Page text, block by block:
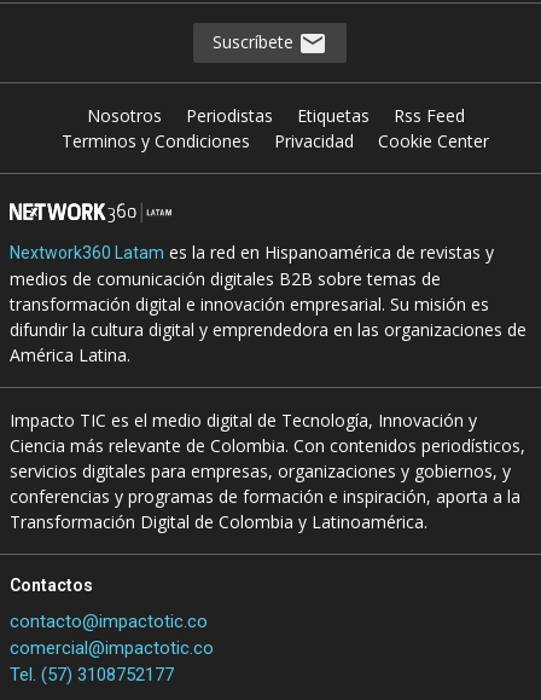
Suscríbete
Nosotros Periodistas Etiquetas
Rss Feed
Terminos y Condiciones
Privacidad Cookie Center
Nextwork360 Latam es la red en Hispanoamérica de revistas y
medios de comunicación digitales B2B sobre temas de
transformación digital e innovación empresarial. Su misión es
difundir la cultura digital y emprendedora en las organizaciones de
América Latina.
Impacto TIC es el medio digital de Tecnología, Innovación y
Ciencia más relevante de Colombia. Con contenidos periodísticos,
servicios digitales para empresas, organizaciones y gobiernos, y
conferencias y programas de formación e inspiración, aporta a la
Transformación Digital de Colombia y Latinoamérica.
Contactos
contacto@impactotic.co
comercial@impactotic.co
Tel. (57) 3108752177